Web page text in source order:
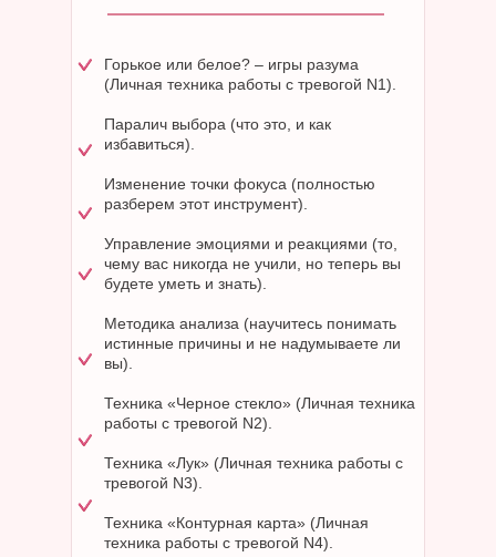
Горькое или белое? – игры разума
(Личная техника работы с тревогой N1).
Паралич выбора (что это, и как
избавиться).
Изменение точки фокуса (полностью
разберем этот инструмент).
Управление эмоциями и реакциями (то,
чему вас никогда не учили, но теперь вы
будете уметь и знать).
Методика анализа (научитесь понимать
истинные причины и не надумываете ли
вы).
Техника «Черное стекло» (Личная техника
работы с тревогой N2).
Техника «Лук» (Личная техника работы с
тревогой N3).
Техника «Контурная карта» (Личная
техника работы с тревогой N4).